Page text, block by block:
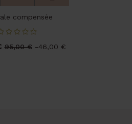
compensée
Prix
95,00 € -46,00 €